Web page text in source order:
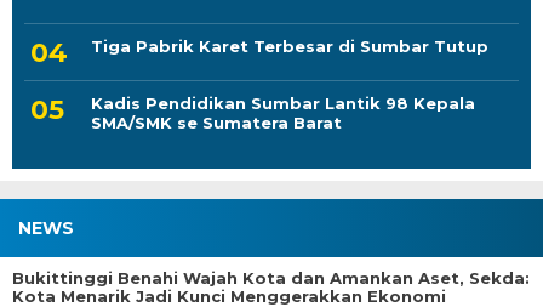
Tiga Pabrik Karet Terbesar di Sumbar Tutup
Kadis Pendidikan Sumbar Lantik 98 Kepala
SMA/SMK se Sumatera Barat
NEWS
Bukittinggi Benahi Wajah Kota dan Amankan Aset, Sekda:
Kota Menarik Jadi Kunci Menggerakkan Ekonomi